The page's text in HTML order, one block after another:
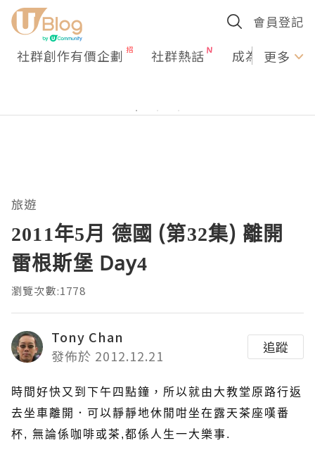
會員登記
社群創作有價企劃 社群熱話 成為U更多
旅遊
2011年5月 德國 (第32集) 離開
雷根斯堡 Day4
瀏覽次數:1778
Tony Chan
發佈於 2012.12.21
追蹤
時間好快又到下午四點鐘，所以就由大教堂原路行返
去坐車離開．可以靜靜地休閒咁坐在露天茶座嘆番
杯, 無論係咖啡或茶,都係人生一大樂事.